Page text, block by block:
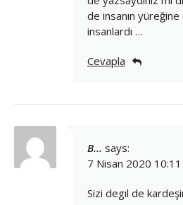
de insanın
insanlardı …
Cevapla
B... says:
7 Nisan 2020 10:11
Sizi degıl de